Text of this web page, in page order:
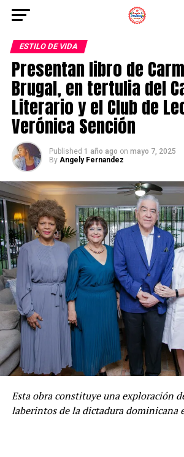
ESTILO DE VIDA
Presentan libro de
Brugal, en tertulia del
Literario y el Club de
Verónica Sención
Published 1 año ago on mayo 7, 2025
By Angely Fernandez
Esta obra constituye una exploración
laberintos de la dictadura dominicana